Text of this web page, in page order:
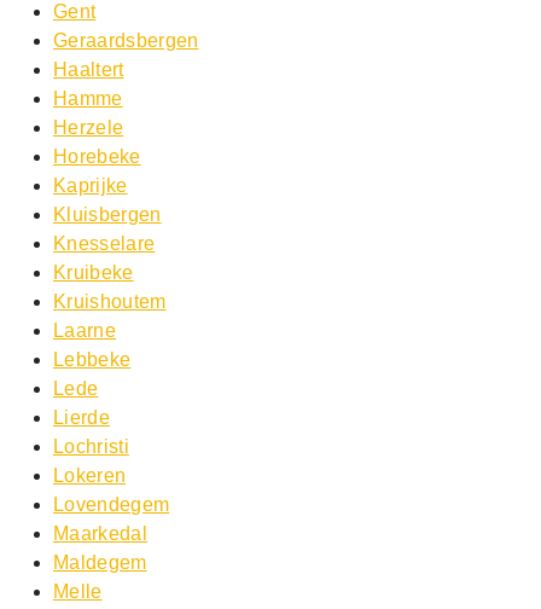
Gent
Geraardsbergen
Haaltert
Hamme
Herzele
Horebeke
Kaprijke
Kluisbergen
Knesselare
Kruibeke
Kruishoutem
Laarne
Lebbeke
Lede
Lierde
Lochristi
Lokeren
Lovendegem
Maarkedal
Maldegem
Melle